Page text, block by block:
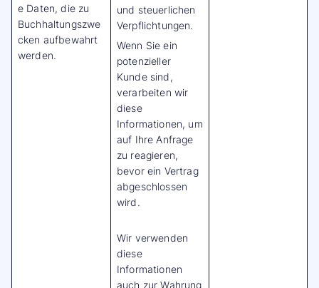
e Daten, die zu
Buchhaltungszwe
cken aufbewahrt
werden.
und steuerlichen
Verpflichtungen.
Wenn Sie ein
potenzieller
Kunde sind,
verarbeiten wir
diese
Informationen, um
auf Ihre Anfrage
zu reagieren,
bevor ein Vertrag
abgeschlossen
wird.
Wir verwenden
diese
Informationen
auch zur Wahrung